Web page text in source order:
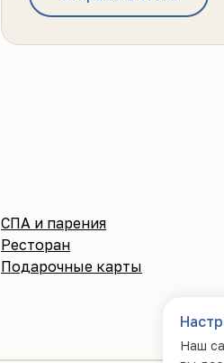
СПА и парения
Ресторан
Подарочные карты
Наш